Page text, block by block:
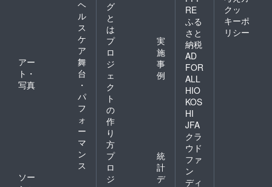
ヘ
ル
ス
ケ
ア
アー
ト・
写真
舞
台
・
パ
フ
ォ
ー
マ
ン
ス
ソー
グ
と
は
プ
ロ
ジ
ェ
ク
ト
の
作
り
方
実
施
事
例
プ
ロ
ジ
統
計
デ
RE
ふる
さと
納税
AD
FOR
ALL
HIO
KOS
HI
JFA
クラ
ウド
ファ
ン
ディ
クッ
キーポ
リシー